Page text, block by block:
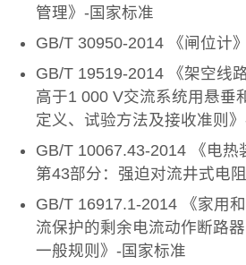
管理》-国家标准
GB/T 30950-2014 《闸位计
GB/T 19519-2014 《架空线
高于1 000 V交流系统用悬垂
定义、试验方法及接收准则
GB/T 10067.43-2014 《电热
第43部分：强迫对流井式电
GB/T 16917.1-2014 《家用
流保护的剩余电流动作断路
一般规则》-国家标准